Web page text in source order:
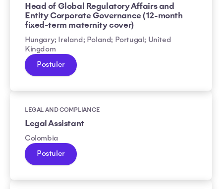
Head of Global Regulatory Affairs and
Entity Corporate Governance (12-month
fixed-term maternity cover)
Hungary; Ireland; Poland; Portugal; United
Kingdom
Postuler
LEGAL AND COMPLIANCE
Legal Assistant
Colombia
Postuler